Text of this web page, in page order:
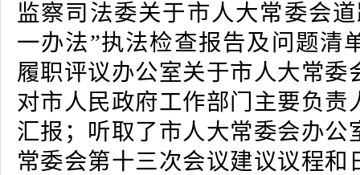
监察司法委关于市人大常委会
一办法”执法检查报告及问题清
履职评议办公室关于市人大常委
对市人民政府工作部门主要负责
汇报；听取了市人大常委会办公
常委会第十三次会议建议议程和